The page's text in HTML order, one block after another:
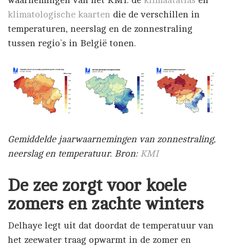
klimatologische kaarten die de verschillen in
temperaturen, neerslag en de zonnestraling
tussen regio’s in België tonen.
Gemiddelde jaarwaarnemingen van zonnestraling,
neerslag en temperatuur. Bron: KMI
De zee zorgt voor koele
zomers en zachte winters
Delhaye legt uit dat doordat de temperatuur van
het zeewater traag opwarmt in de zomer en